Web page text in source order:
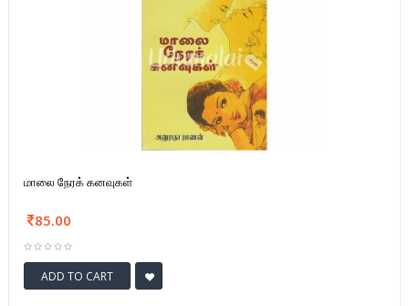
மாலை நேரக் கனவுகள்
85.00
ADD TO CART